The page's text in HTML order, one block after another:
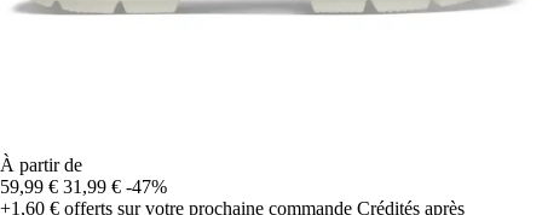
À partir de
59,99 € 31,99 € -47%
+1,60 € offerts sur votre prochaine commande Crédités après